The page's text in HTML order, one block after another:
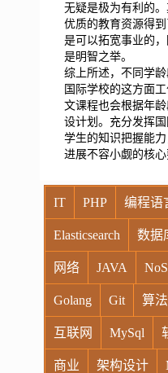
无疑是极为有利的
优质的教育资源得
是可以拓宽事业的
是明智之举。
综上所述，不同学
国际学校的这方面
文课程也会根据年
设计划。充分发挥
学生的知识把握能
进展不容小觑的核心
IT PHP 编程语
Elasticsearch 数据
网络 JAVA
Golang Git 算法
互联网 MySql
商业 架构设计